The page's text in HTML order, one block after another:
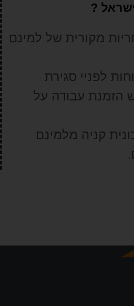
?
מקורית של למינם
לפניי סגירת
הזמנת עבודה על
קניה מלמינם